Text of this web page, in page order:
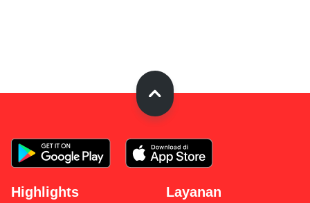
Highlights Layanan